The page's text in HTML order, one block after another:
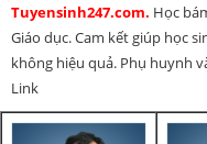
Tuyensinh247.com. Học
Giáo dục. Cam kết giúp học
không hiệu quả. Phụ huynh
Link